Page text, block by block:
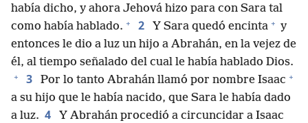
había dicho, y ahora Jehová hizo para con Sara tal
como había hablado. + 2 Y Sara quedó encinta + y
entonces le dio a luz un hijo a Abrahán, en la vejez de
él, al tiempo señalado del cual le había hablado Dios.
+ 3 Por lo tanto Abrahán llamó por nombre Isaac +
a su hijo que le había nacido, que Sara le había dado
a luz. 4
Y Abrahán procedió a circuncidar a Isaac